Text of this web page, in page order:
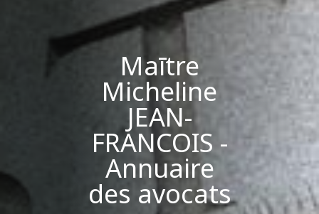
Maītre
Micheline
JEAN-
FRANCOIS -
Annuaire
des avocats